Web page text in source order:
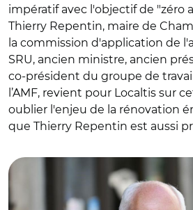
impératif avec l'objectif de "zéro
Thierry Repentin, maire de
la commission d'application de
SRU, ancien ministre, ancien
co-président du groupe de
l’AMF, revient pour Localtis sur
oublier l'enjeu de la rénovation
que Thierry Repentin est aussi